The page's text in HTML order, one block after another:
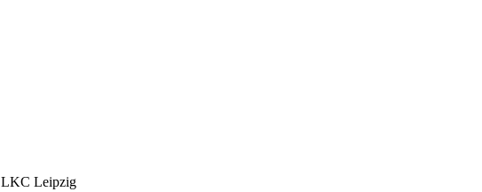
LKC Leipzig